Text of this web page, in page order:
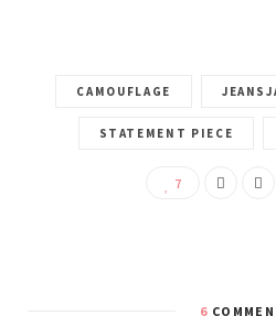
CAMOUFLAGE
STATEMENT PIECE
7
6